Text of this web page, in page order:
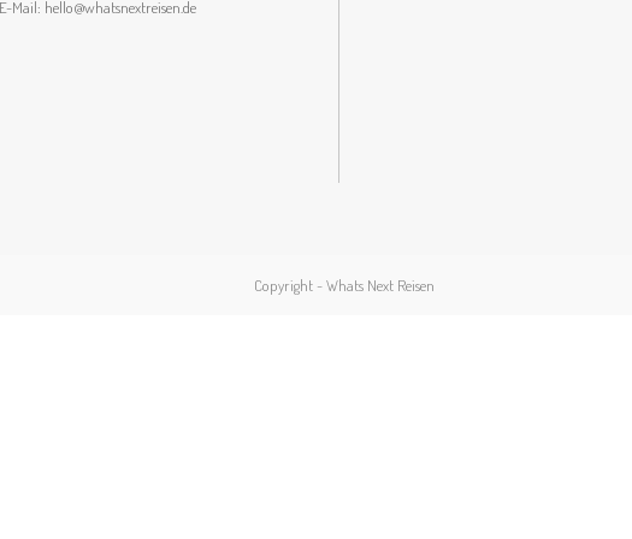
E-Mail: hello@whatsnextreisen.de
Copyright - Whats Next Reisen